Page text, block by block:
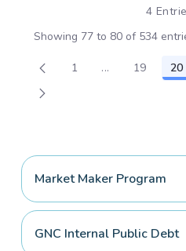
4
Showing 77 to 80 of 534
Page
1 ...Intermediate
Page
19 20
Market Maker Program
GNC Internal Public Debt